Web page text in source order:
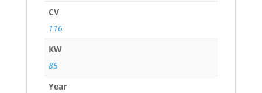
CV
116
KW
85
Year